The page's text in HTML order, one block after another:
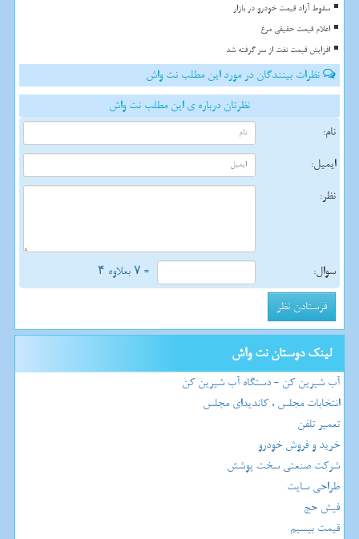
سقوط آزاد قیمت خودرو در بازار
اعلام قیمت حقیقی مرغ
افزایش قیمت نفت از سر گرفته شد
نظرات بینندگان در مورد این مطلب نت واش
نظرتان درباره ی این مطلب نت واش
نام:
ایمیل:
نظر:
سوال: = ۷ بعلاوه ۴
لینک دوستان نت واش
آب شیرین کن - دستگاه آب شیرین کن
انتخابات مجلس ، کاندیدای مجلس
تعمیر تلفن
خرید و فروش خودرو
شرکت صنعتی سخت پوشش
طراحی سایت
فیش حج
قیمت بیسیم